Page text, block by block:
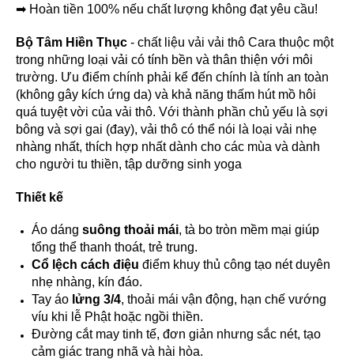
➡ Hoàn tiền 100% nếu chất lượng không đạt yêu cầu!
Bộ Tâm Hiền Thục - chất liệu vải vải thô Cara thuộc một
trong những loại vải có tính bền và thân thiện với môi
trường. Ưu điểm chính phải kể đến chính là tính an toàn
(không gây kích ứng da) và khả năng thấm hút mồ hôi
quá tuyệt vời của vải thô. Với thành phần chủ yếu là sợi
bông và sợi gai (đay), vải thô có thể nói là loại vải nhẹ
nhàng nhất, thích hợp nhất dành cho các mùa và dành
cho người tu thiền, tập dưỡng sinh yoga
Thiết kế
Áo dáng suông thoải mái, tà bo tròn mềm mại giúp
tổng thể thanh thoát, trẻ trung.
Cổ lệch cách điệu điểm khuy thủ công tạo nét duyên
nhẹ nhàng, kín đáo.
Tay áo lửng 3/4, thoải mái vận động, hạn chế vướng
víu khi lễ Phật hoặc ngồi thiền.
Đường cắt may tinh tế, đơn giản nhưng sắc nét, tạo
cảm giác trang nhã và hài hòa.